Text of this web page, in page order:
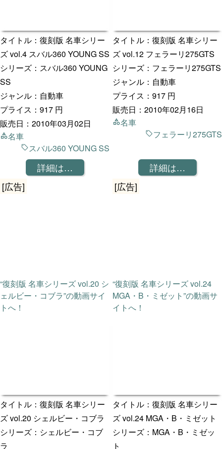
タイトル：復刻版 名車シリー
ズ vol.4 スバル360 YOUNG SS
シリーズ：スバル360 YOUNG
SS
ジャンル：自動車
プライス：917 円
販売日：2010年03月02日
名車
スバル360 YOUNG SS
詳細は…
タイトル：復刻版 名車シリー
ズ vol.12 フェラーリ275GTS
シリーズ：フェラーリ275GTS
ジャンル：自動車
プライス：917 円
販売日：2010年02月16日
名車
フェラーリ275GTS
詳細は…
[広告]
“復刻版 名車シリーズ vol.20 シ
ェルビー・コブラ”の動画サイ
トへ！
タイトル：復刻版 名車シリー
ズ vol.20 シェルビー・コブラ
シリーズ：シェルビー・コブ
ラ
[広告]
“復刻版 名車シリーズ vol.24
MGA・B・ミゼット”の動画サ
イトへ！
タイトル：復刻版 名車シリー
ズ vol.24 MGA・B・ミゼット
シリーズ：MGA・B・ミゼッ
ト